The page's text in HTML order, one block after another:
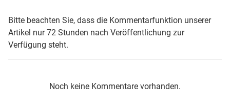
Bitte beachten Sie, dass die Kommentarfunktion unserer
Artikel nur 72 Stunden nach Veröffentlichung zur
Verfügung steht.
Noch keine Kommentare vorhanden.